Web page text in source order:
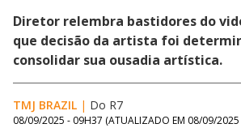
Diretor relembra bastidores do
que decisão da artista foi
consolidar sua ousadia artística.
TMJ BRAZIL | Do R7
08/09/2025 - 09H37 (ATUALIZADO EM 08/09/